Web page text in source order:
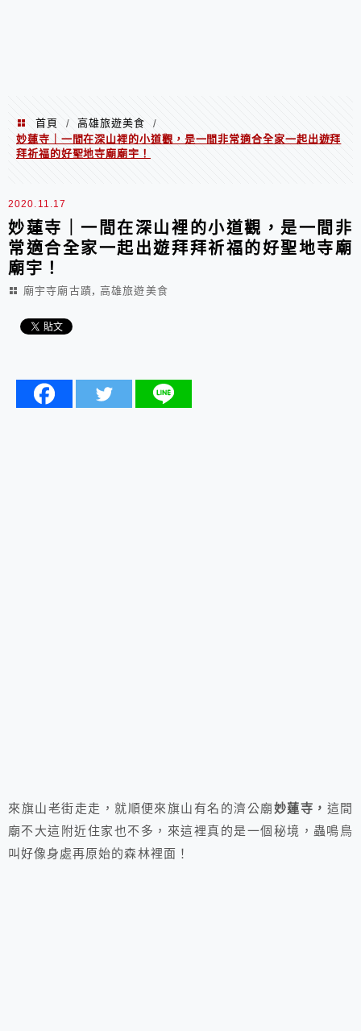
首頁 / 高雄旅遊美食
/
妙蓮寺｜一間在深山裡的小道觀，是一間非常適合全家一起出遊拜
拜祈福的好聖地寺廟廟宇！
2020.11.17
妙蓮寺｜一間在深山裡的小道觀，是一間非
常適合全家一起出遊拜拜祈福的好聖地寺廟
廟宇！
廟宇寺廟古蹟,高雄旅遊美食
來旗山老街走走，就順便來旗山有名的濟公廟妙蓮寺， 這間
廟不大這附近住家也不多，來這裡真的是一個秘境，蟲鳴鳥
叫好像身處再原始的森林裡面！